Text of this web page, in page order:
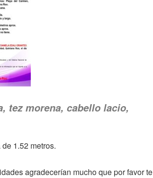
tez morena, cabello lacio,
1.52 metros.
agradecerían mucho que por favor te